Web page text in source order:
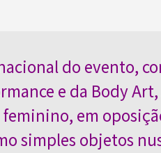
do evento,
e da Body
em
simples objetos